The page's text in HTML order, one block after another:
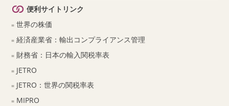
便利サイトリンク
世界の株価
経済産業省：輸出コンプライアンス管理
財務省：日本の輸入関税率表
JETRO
JETRO：世界の関税率表
MIPRO